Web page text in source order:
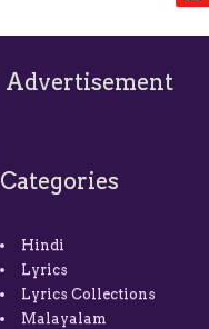
Advertisement
Categories
Hindi
Lyrics
Lyrics Collections
Malayalam